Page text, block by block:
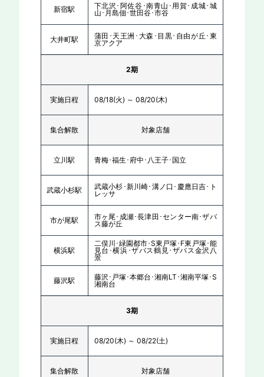
新宿駅
下北沢･阿佐谷･南青山･用賀･成城･城
山･月島佃･世田谷･市谷
大井町駅
蒲田･天王洲･大森･目黒･自由が丘･東
京アクア
2期
実施日程 08/18(火) ～ 08/20(木)
集合解散 対象店舗
立川駅 青梅･福生･府中･八王子･国立
武蔵小杉駅
武蔵小杉･新川崎･溝ノ口･慶應日吉･ト
レッサ
市が尾駅
市ヶ尾･成瀬･長津田･センター南･ザバ
ス藤が丘
横浜駅
二俣川･緑園都市･S東戸塚･F東戸塚･能
見台･横浜･ザバス鶴見･ザバス金沢八
景
藤沢駅
藤沢･戸塚･本郷台･湘南LT･湘南平塚･S
湘南台
3期
実施日程 08/20(木) ～ 08/22(土)
集合解散 対象店舗